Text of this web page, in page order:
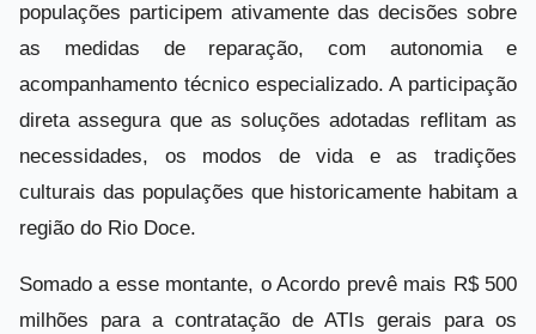
populações participem ativamente das decisões sobre
as medidas de reparação, com autonomia e
acompanhamento técnico especializado. A participação
direta assegura que as soluções adotadas reflitam as
necessidades, os modos de vida e as tradições
culturais das populações que historicamente habitam a
região do Rio Doce.
Somado a esse montante, o Acordo prevê mais R$ 500
milhões para a contratação de ATIs gerais para os